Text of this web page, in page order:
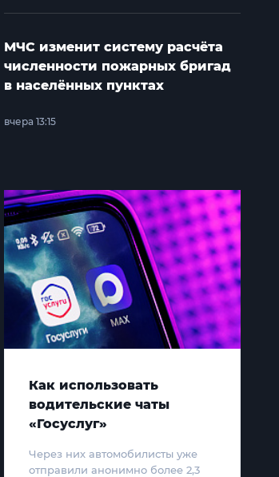
МЧС изменит систему расчёта
численности пожарных бригад
в населённых пунктах
вчера 13:15
Как использовать
водительские чаты
«Госуслуг»
Через них автомобилисты уже
отправили анонимно более 2,3